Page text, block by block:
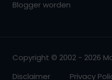
Blogger worden
Copyright © 2002 - 2026
Disclaimer
Privacy